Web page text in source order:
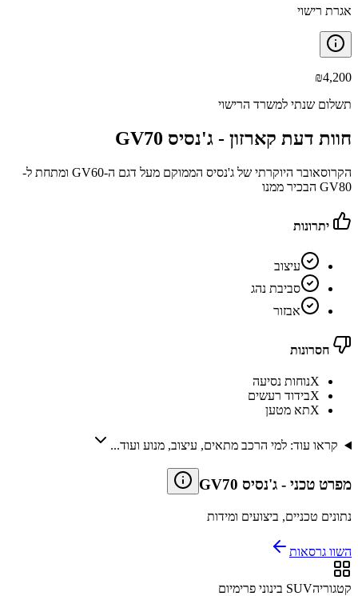
אגרת רישוי
₪4,200
תשלום שנתי למשרד הרישוי
חוות דעת קארזון - ג'נסיס GV70
הקרוסאובר היוקרתי של ג'נסיס הממוקם מעל דגם ה-GV60 ומתחת ל-
GV80 הבכיר ממנו
יתרונות
עיצוב
סביבת נהג
אבזור
חסרונות
Xנוחות נסיעה
Xבידוד רעשים
Xתא מטען
קראו עוד: למי הרכב מתאים, עיצוב, מנוע ועוד...
מפרט טכני - ג'נסיס GV70
נתונים טכניים, ביצועים ומידות
השוו גרסאות
קטגוריהSUV בינוני פרימיום